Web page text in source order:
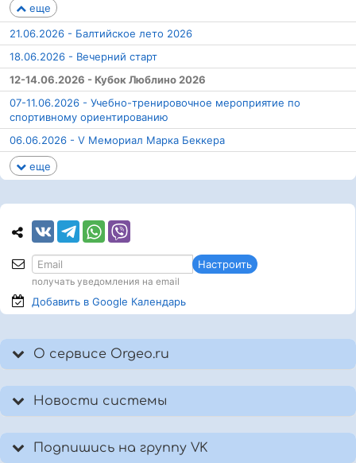
еще
21.06.2026 - Балтийское лето 2026
18.06.2026 - Вечерний старт
12-14.06.2026 - Кубок Люблино 2026
07-11.06.2026 - Учебно-тренировочное мероприятие по
спортивному ориентированию
06.06.2026 - V Мемориал Марка Беккера
еще
Настроить
получать уведомления на email
Добавить в Google Календарь
О сервисе Orgeo.ru
Новости системы
Подпишись на группу VK